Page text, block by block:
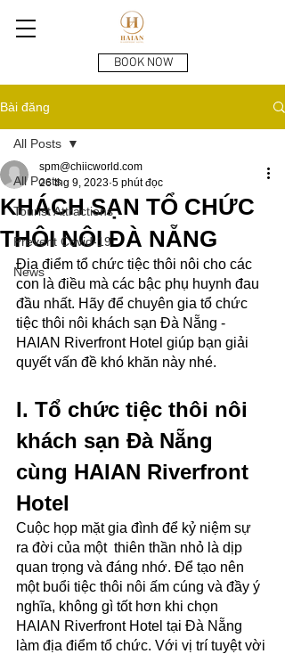
BOOK NOW
Bài đăng
All Posts
Tourist Attractions
Prevent Covid-19
News
All Posts
KHÁCH SẠN TỔ CHỨC
THÔI NÔI ĐÀ NẴNG
spm@chiicworld.com
26 thg 9, 2023 5 phút đọc
Địa điểm tổ chức tiệc thôi nôi cho các
con là điều mà các bậc phụ huynh đau
đầu nhất. Hãy để chuyên gia tổ chức
tiệc thôi nôi khách sạn Đà Nẵng -
HAIAN Riverfront Hotel giúp bạn giải
quyết vấn đề khó khăn này nhé.
I. Tổ chức tiệc thôi nôi
khách sạn Đà Nẵng
cùng HAIAN Riverfront
Hotel
Cuộc họp mặt gia đình để kỷ niệm sự
ra đời của một  thiên thần nhỏ là dịp
quan trọng và đáng nhớ. Để tạo nên
một buổi tiệc thôi nôi ấm cúng và đầy ý
nghĩa, không gì tốt hơn khi chọn
HAIAN Riverfront Hotel tại Đà Nẵng
làm địa điểm tổ chức. Với vị trí tuyệt vời